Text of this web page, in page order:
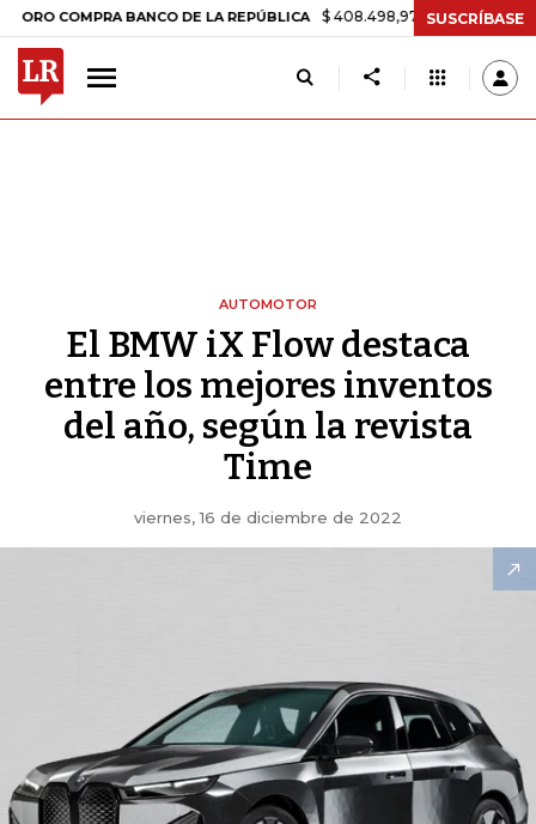
BANCO DE LA REPÚBLICA $ 408.498,97 +$ 8.753,81 +2,19%
SUSCRÍBASE
AUTOMOTOR
El BMW iX Flow destaca
entre los mejores inventos
del año, según la revista
Time
viernes, 16 de diciembre de 2022